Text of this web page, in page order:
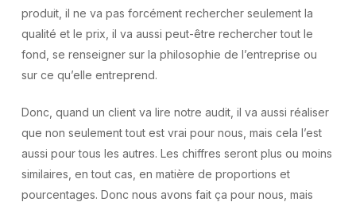
produit, il ne va pas forcément rechercher seulement la
qualité et le prix, il va aussi peut-être rechercher tout le
fond, se renseigner sur la philosophie de l’entreprise ou
sur ce qu’elle entreprend.
Donc, quand un client va lire notre audit, il va aussi réaliser
que non seulement tout est vrai pour nous, mais cela l’est
aussi pour tous les autres. Les chiffres seront plus ou moins
similaires, en tout cas, en matière de proportions et
pourcentages. Donc nous avons fait ça pour nous, mais